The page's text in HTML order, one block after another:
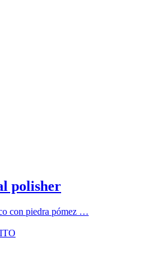
polisher
con piedra pómez …